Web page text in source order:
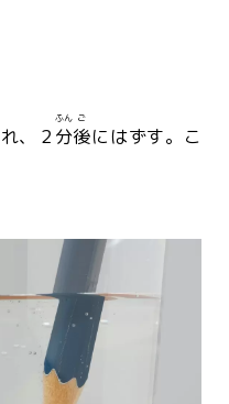
れ、２ 分
ふん
後
ご
にはずす。こ